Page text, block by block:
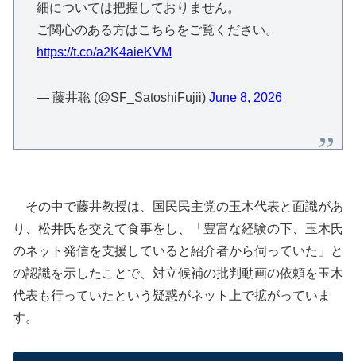
細については把握しておりません。
ご関心のある方はこちらをご覧ください。
https://t.co/a2K4aieKVM
— 藤井聡 (@SF_SatoshiFujii) June 8, 2026
その中で藤井教授は、国民民主党の玉木代表と面識があ
り、松井氏を交えて食事をし、「豊富な経験の下、玉木氏
のネット発信を支援していると紹介者から伺っていた」と
の認識を示したことで、対立候補の批判動画の依頼を玉木
代表も行っていたという疑惑がネット上で拡がっていま
す。